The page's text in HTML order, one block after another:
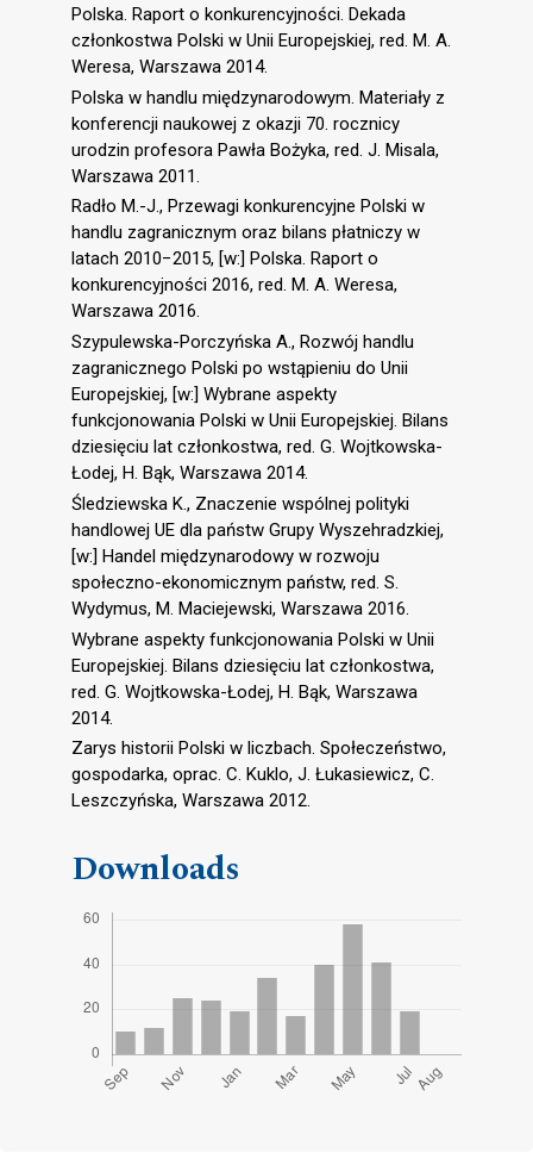
Polska. Raport o konkurencyjności. Dekada
członkostwa Polski w Unii Europejskiej, red. M. A.
Weresa, Warszawa 2014.
Polska w handlu międzynarodowym. Materiały z
konferencji naukowej z okazji 70. rocznicy
urodzin profesora Pawła Bożyka, red. J. Misala,
Warszawa 2011.
Radło M.-J., Przewagi konkurencyjne Polski w
handlu zagranicznym oraz bilans płatniczy w
latach 2010−2015, [w:] Polska. Raport o
konkurencyjności 2016, red. M. A. Weresa,
Warszawa 2016.
Szypulewska-Porczyńska A., Rozwój handlu
zagranicznego Polski po wstąpieniu do Unii
Europejskiej, [w:] Wybrane aspekty
funkcjonowania Polski w Unii Europejskiej. Bilans
dziesięciu lat członkostwa, red. G. Wojtkowska-
Łodej, H. Bąk, Warszawa 2014.
Śledziewska K., Znaczenie wspólnej polityki
handlowej UE dla państw Grupy Wyszehradzkiej,
[w:] Handel międzynarodowy w rozwoju
społeczno-ekonomicznym państw, red. S.
Wydymus, M. Maciejewski, Warszawa 2016.
Wybrane aspekty funkcjonowania Polski w Unii
Europejskiej. Bilans dziesięciu lat członkostwa,
red. G. Wojtkowska-Łodej, H. Bąk, Warszawa
2014.
Zarys historii Polski w liczbach. Społeczeństwo,
gospodarka, oprac. C. Kuklo, J. Łukasiewicz, C.
Leszczyńska, Warszawa 2012.
Downloads